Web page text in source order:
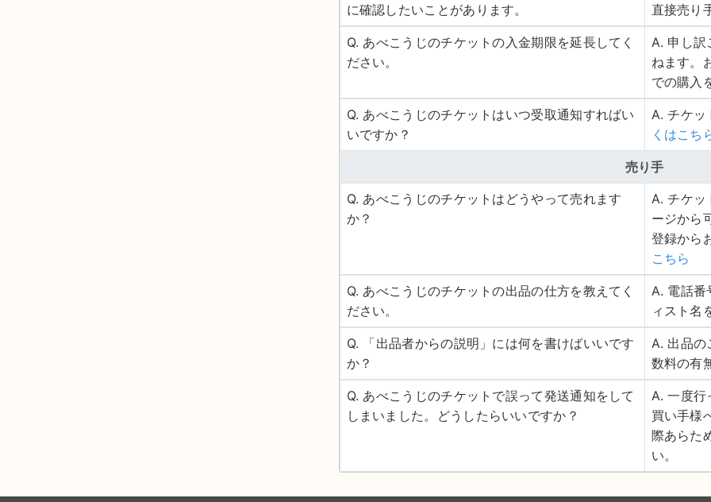
に確認したいことがあります。
直接売り
Q. あべこうじのチケットの入金期限を延長してく
ださい。
A. 申し訳
ねます。
での購入
Q. あべこうじのチケットはいつ受取通知すればい
いですか？
A. チケッ
くはこち
売り手
Q. あべこうじのチケットはどうやって売れます
か？
A. チケッ
ージから
登録から
こちら
Q. あべこうじのチケットの出品の仕方を教えてく
ださい。
A. 電話番
ィスト名
Q. 「出品者からの説明」には何を書けばいいです
か？
A. 出品の
数料の有
Q. あべこうじのチケットで誤って発送通知をして
しまいました。どうしたらいいですか？
A. 一度行
買い手様
際あらた
い。